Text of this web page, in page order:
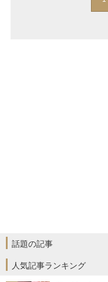
話題の記事
人気記事ランキング